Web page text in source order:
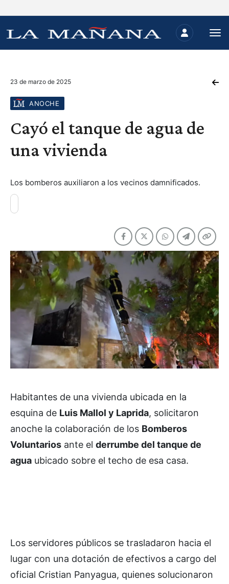
23 de marzo de 2025
ANOCHE
Cayó el tanque de agua de
una vivienda
Los bomberos auxiliaron a los vecinos damnificados.
Habitantes de una vivienda ubicada en la
esquina de Luis Mallol y Laprida, solicitaron
anoche la colaboración de los Bomberos
Voluntarios ante el derrumbe del tanque de
agua ubicado sobre el techo de esa casa.
Los servidores públicos se trasladaron hacia el
lugar con una dotación de efectivos a cargo del
oficial Cristian Panyagua, quienes solucionaron